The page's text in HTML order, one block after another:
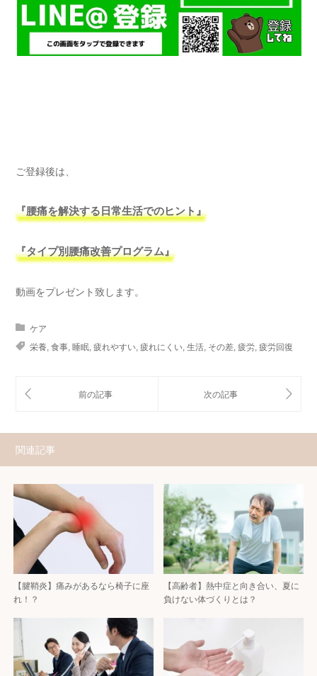
ご登録後は、
『腰痛を解決する日常生活でのヒント』
『タイプ別腰痛改善プログラム』
動画をプレゼント致します。
ケア
栄養, 食事, 睡眠, 疲れやすい, 疲れにくい, 生活, その差, 疲労, 疲労回復
関連記事
【腱鞘炎】痛みがあるなら椅子に座
れ！？
【高齢者】熱中症と向き合い、夏に
負けない体づくりとは？